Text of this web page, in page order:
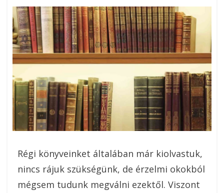
Régi könyveinket általában már kiolvastuk,
nincs rájuk szükségünk, de érzelmi okokból
mégsem tudunk megválni ezektől. Viszont